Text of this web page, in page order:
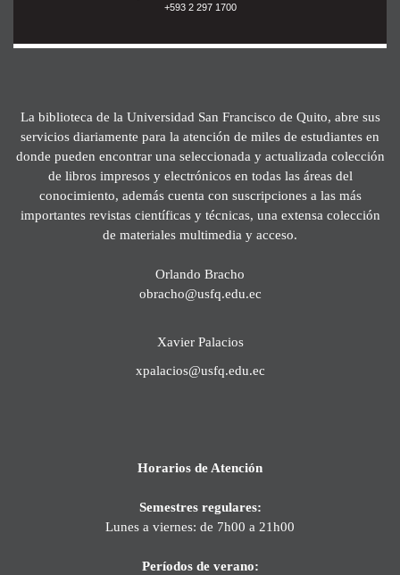
+593 2 297 1700
La biblioteca de la Universidad San Francisco de Quito, abre sus
servicios diariamente para la atención de miles de estudiantes en
donde pueden encontrar una seleccionada y actualizada colección
de libros impresos y electrónicos en todas las áreas del
conocimiento, además cuenta con suscripciones a las más
importantes revistas científicas y técnicas, una extensa colección
de materiales multimedia y acceso.
Orlando Bracho
obracho@usfq.edu.ec
Xavier Palacios
xpalacios@usfq.edu.ec
Horarios de Atención
Semestres regulares:
Lunes a viernes: de 7h00 a 21h00
Períodos de verano: